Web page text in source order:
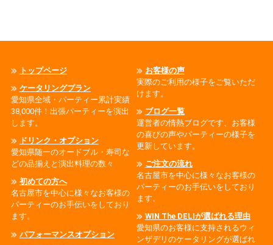
トップページ
ケータリングプラン
愛知県全域・パーティー累計実績
38,000件！出張パーティーを演出
します。
ドリンク・オプション
愛知県随一のオードブル・寿司な
どの品揃えと演出料理の数々
初めての方へ
名古屋市を中心に様々なお客様の
パーティーのお手伝いをしており
ます。
パフォーマンスオプション
お客様の声
実際のご利用の様子をご覧いただ
けます。
ブログ一覧
運営者の情熱ブログです、お客様
の喜びの声やパーティーの様子を
更新しています。
ご注文の流れ
名古屋市を中心に様々なお客様の
パーティーのお手伝いをしており
ます。
WIN The DELIが選ばれる理由
愛知県のお客様に支持されるウィ
ンザデリのケータリングが選ばれ